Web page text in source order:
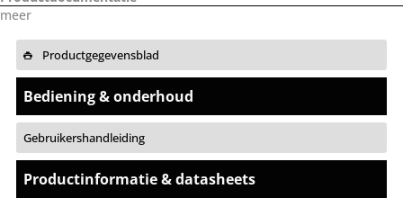
meer
Productgegevensblad
Bediening & onderhoud
Gebruikershandleiding
Productinformatie & datasheets